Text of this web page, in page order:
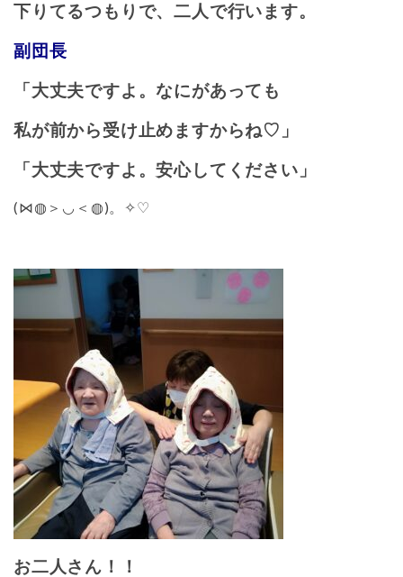
下りてるつもりで、二人で行います。
副団長
「大丈夫ですよ。なにがあっても
私が前から受け止めますからね♡」
「大丈夫ですよ。安心してください」
(⋈◍＞◡＜◍)。✧♡
お二人さん！！